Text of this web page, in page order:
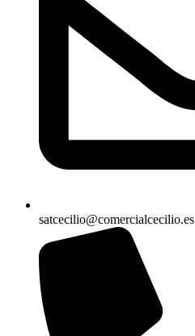
satcecilio@comercialcecilio.es